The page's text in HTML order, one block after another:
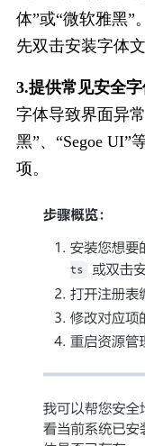
体”或“微软雅黑”
先双击安装字体
3.提供常见安全字
字体导致界面异
黑”、“Segoe UI”
项。